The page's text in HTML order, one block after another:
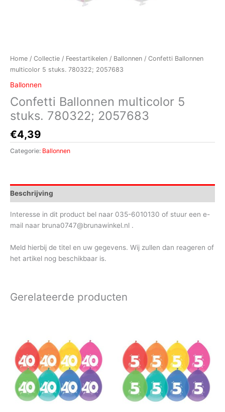
Home / Collectie / Feestartikelen / Ballonnen / Confetti Ballonnen
multicolor 5 stuks. 780322; 2057683
Ballonnen
Confetti Ballonnen multicolor 5
stuks. 780322; 2057683
€4,39
Categorie: Ballonnen
Beschrijving
Interesse in dit product bel naar 035-6010130 of stuur een e-
mail naar bruna0747@brunawinkel.nl .
Meld hierbij de titel en uw gegevens. Wij zullen dan reageren of
het artikel nog beschikbaar is.
Gerelateerde producten